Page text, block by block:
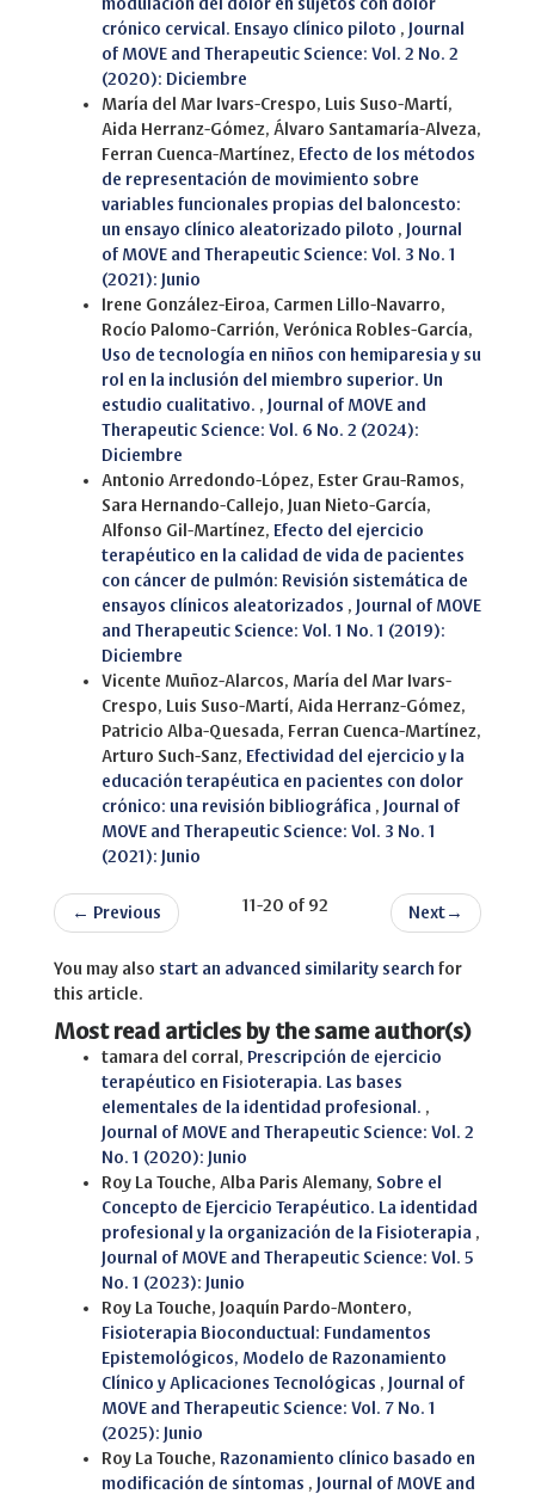
modulación del dolor en sujetos con dolor
crónico cervical. Ensayo clínico piloto , Journal
of MOVE and Therapeutic Science: Vol. 2 No. 2
(2020): Diciembre
María del Mar Ivars-Crespo, Luis Suso-Martí,
Aida Herranz-Gómez, Álvaro Santamaría-Alveza,
Ferran Cuenca-Martínez, Efecto de los métodos
de representación de movimiento sobre
variables funcionales propias del baloncesto:
un ensayo clínico aleatorizado piloto , Journal
of MOVE and Therapeutic Science: Vol. 3 No. 1
(2021): Junio
Irene González-Eiroa, Carmen Lillo-Navarro,
Rocío Palomo-Carrión, Verónica Robles-García,
Uso de tecnología en niños con hemiparesia y su
rol en la inclusión del miembro superior. Un
estudio cualitativo. , Journal of MOVE and
Therapeutic Science: Vol. 6 No. 2 (2024):
Diciembre
Antonio Arredondo-López, Ester Grau-Ramos,
Sara Hernando-Callejo, Juan Nieto-García,
Alfonso Gil-Martínez, Efecto del ejercicio
terapéutico en la calidad de vida de pacientes
con cáncer de pulmón: Revisión sistemática de
ensayos clínicos aleatorizados , Journal of MOVE
and Therapeutic Science: Vol. 1 No. 1 (2019):
Diciembre
Vicente Muñoz-Alarcos, María del Mar Ivars-
Crespo, Luis Suso-Martí, Aida Herranz-Gómez,
Patricio Alba-Quesada, Ferran Cuenca-Martínez,
Arturo Such-Sanz, Efectividad del ejercicio y la
educación terapéutica en pacientes con dolor
crónico: una revisión bibliográfica , Journal of
MOVE and Therapeutic Science: Vol. 3 No. 1
(2021): Junio
← Previous 11-20 of 92 Next →
You may also start an advanced similarity search for
this article.
Most read articles by the same author(s)
tamara del corral, Prescripción de ejercicio
terapéutico en Fisioterapia. Las bases
elementales de la identidad profesional. ,
Journal of MOVE and Therapeutic Science: Vol. 2
No. 1 (2020): Junio
Roy La Touche, Alba Paris Alemany, Sobre el
Concepto de Ejercicio Terapéutico. La identidad
profesional y la organización de la Fisioterapia ,
Journal of MOVE and Therapeutic Science: Vol. 5
No. 1 (2023): Junio
Roy La Touche, Joaquín Pardo-Montero,
Fisioterapia Bioconductual: Fundamentos
Epistemológicos, Modelo de Razonamiento
Clínico y Aplicaciones Tecnológicas , Journal of
MOVE and Therapeutic Science: Vol. 7 No. 1
(2025): Junio
Roy La Touche, Razonamiento clínico basado en
modificación de síntomas , Journal of MOVE and